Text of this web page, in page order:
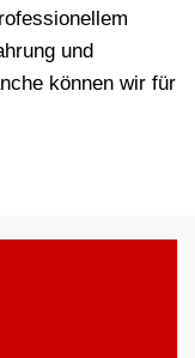
und
können wir für